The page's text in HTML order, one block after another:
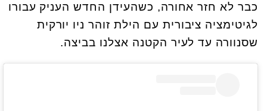
כבר לא חזר אחורה, כשהעידן החדש העניק עבורו
לגיטימציה ציבורית עם הילת זוהר ניו יורקית
שסנוורה עד לעיר הקטנה אצלנו בביצה.